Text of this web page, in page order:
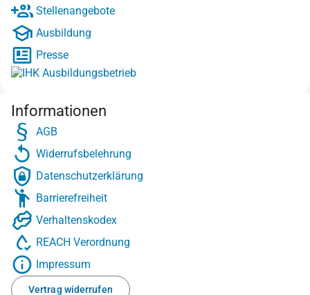
Stellenangebote
Ausbildung
Presse
Informationen
AGB
Widerrufsbelehrung
Datenschutzerklärung
Barrierefreiheit
Verhaltenskodex
REACH Verordnung
Impressum
Vertrag widerrufen